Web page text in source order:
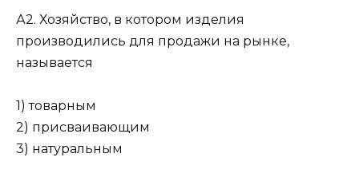
А2. Хозяйство, в котором изделия
производились для продажи на рынке,
называется
1) товарным
2) присваивающим
3) натуральным